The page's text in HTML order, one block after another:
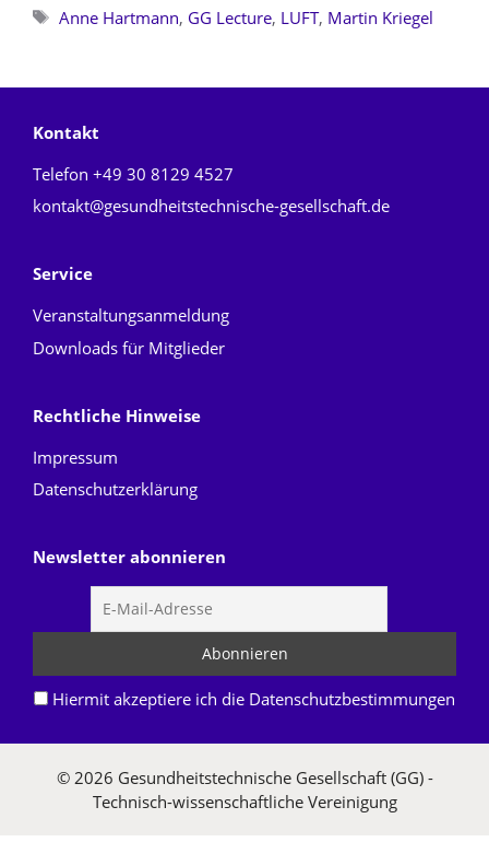
Schlagwörter
Anne Hartmann, GG Lecture, LUFT, Martin Kriegel
Kontakt
Telefon +49 30 8129 4527
kontakt@gesundheitstechnische-gesellschaft.de
Service
Veranstaltungsanmeldung
Downloads für Mitglieder
Rechtliche Hinweise
Impressum
Datenschutzerklärung
Newsletter abonnieren
Hiermit akzeptiere ich die Datenschutzbestimmungen
© 2026 Gesundheitstechnische Gesellschaft (GG) -
Technisch-wissenschaftliche Vereinigung